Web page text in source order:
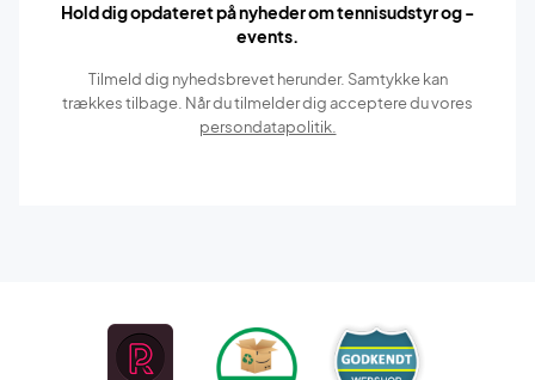
Hold dig opdateret på nyheder om tennisudstyr og -
events.
Tilmeld dig nyhedsbrevet herunder. Samtykke kan
trækkes tilbage. Når du tilmelder dig acceptere du vores
persondatapolitik.